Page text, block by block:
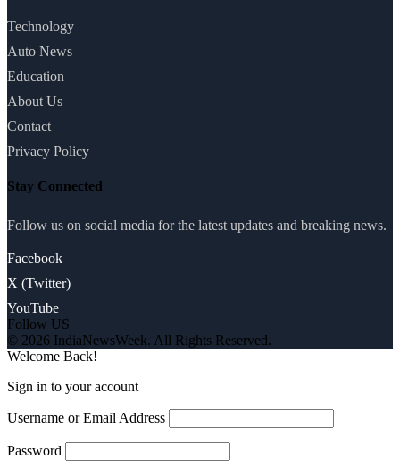
Technology
Auto News
Education
About Us
Contact
Privacy Policy
Stay Connected
Follow us on social media for the latest updates and breaking news.
Facebook
X (Twitter)
YouTube
Follow US
© 2026 IndiaNewsWeek. All Rights Reserved.
Welcome Back!
Sign in to your account
Username or Email Address
Password